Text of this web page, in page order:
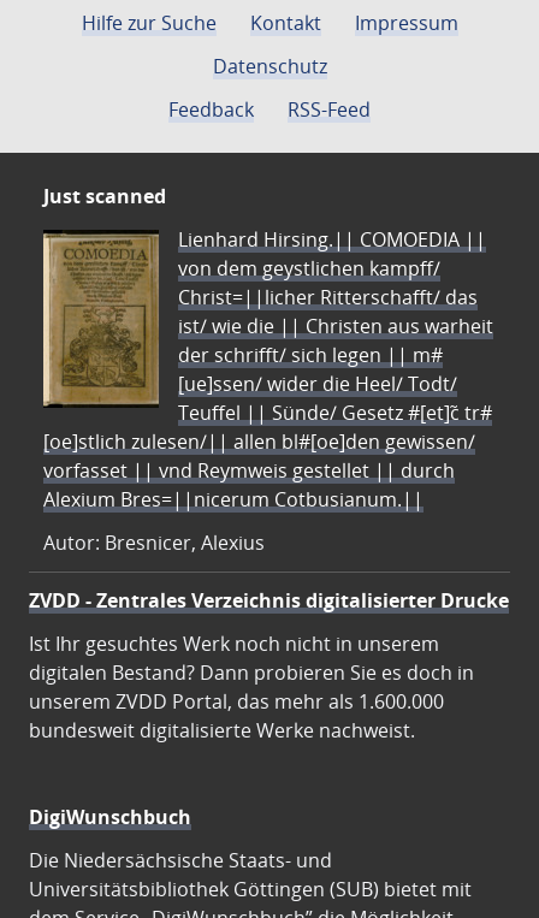
Hilfe zur Suche Kontakt
Impressum
Datenschutz
Feedback
RSS-Feed
Just scanned
Lienhard Hirsing.|| COMOEDIA ||
von dem geystlichen kampff/
Christ=||licher Ritterschafft/ das
ist/ wie die || Christen aus warheit
der schrifft/ sich legen || m#
[ue]ssen/ wider die Heel/ Todt/
Teuffel || Sünde/ Gesetz #[et]c̃ tr#
[oe]stlich zulesen/|| allen bl#[oe]den gewissen/
vorfasset || vnd Reymweis gestellet || durch
Alexium Bres=||nicerum Cotbusianum.||
Autor: Bresnicer, Alexius
ZVDD - Zentrales Verzeichnis digitalisierter Drucke
Ist Ihr gesuchtes Werk noch nicht in unserem
digitalen Bestand? Dann probieren Sie es doch in
unserem ZVDD Portal, das mehr als 1.600.000
bundesweit digitalisierte Werke nachweist.
DigiWunschbuch
Die Niedersächsische Staats- und
Universitätsbibliothek Göttingen (SUB) bietet mit